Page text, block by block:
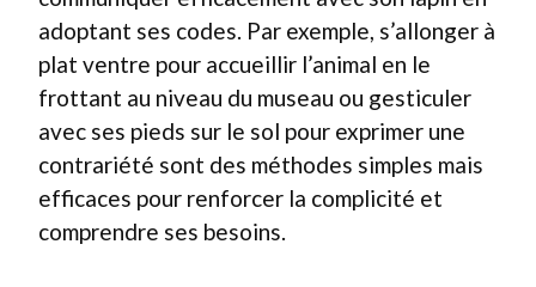
adoptant ses codes. Par exemple, s’allonger à
plat ventre pour accueillir l’animal en le
frottant au niveau du museau ou gesticuler
avec ses pieds sur le sol pour exprimer une
contrariété sont des méthodes simples mais
efficaces pour renforcer la complicité et
comprendre ses besoins.